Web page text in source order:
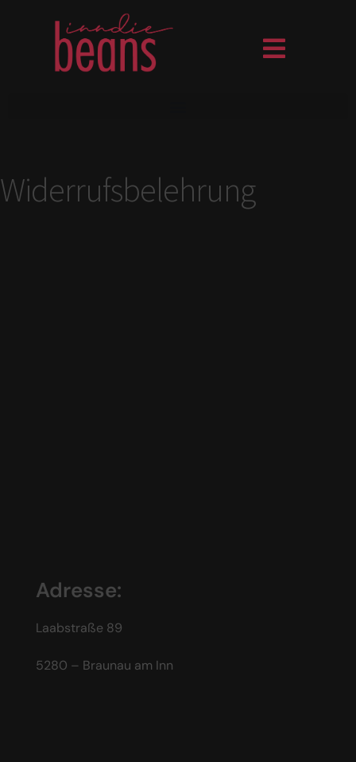
Widerrufsbelehrung
Adresse:
Laabstraße 89
5280 – Braunau am Inn